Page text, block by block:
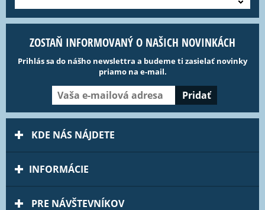
ZOSTAŇ INFORMOVANÝ O NAŠICH NOVINKÁCH
Prihlás sa do nášho newslettra a budeme ti zasielať novinky
priamo na e-mail.
KDE NÁS NÁJDETE
INFORMÁCIE
PRE NÁVŠTEVNÍKOV